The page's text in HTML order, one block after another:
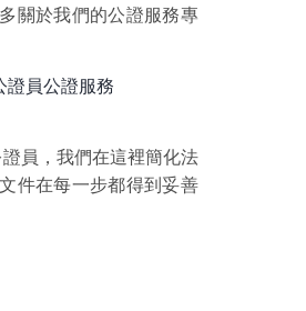
關於我們的公證服務專
證員公證服務
員，我們在這裡簡化法
件在每一步都得到妥善